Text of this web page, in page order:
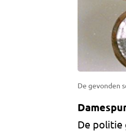
De gevonden
De politie